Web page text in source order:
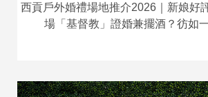
西貢戶外婚禮場地推介2026｜新娘好
場「基督教」證婚兼擺酒？彷如